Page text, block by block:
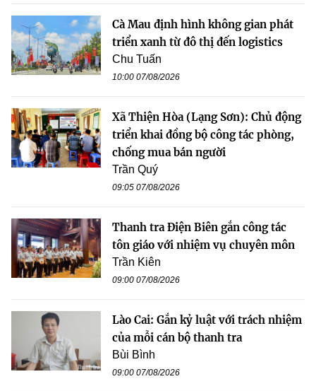
Cà Mau định hình không gian phát
triển xanh từ đô thị đến logistics
Chu Tuấn
10:00 07/08/2026
Xã Thiện Hòa (Lạng Sơn): Chủ động
triển khai đồng bộ công tác phòng,
chống mua bán người
Trần Quý
09:05 07/08/2026
Thanh tra Điện Biên gắn công tác
tôn giáo với nhiệm vụ chuyên môn
Trần Kiên
09:00 07/08/2026
Lào Cai: Gắn kỷ luật với trách nhiệm
của mỗi cán bộ thanh tra
Bùi Bình
09:00 07/08/2026